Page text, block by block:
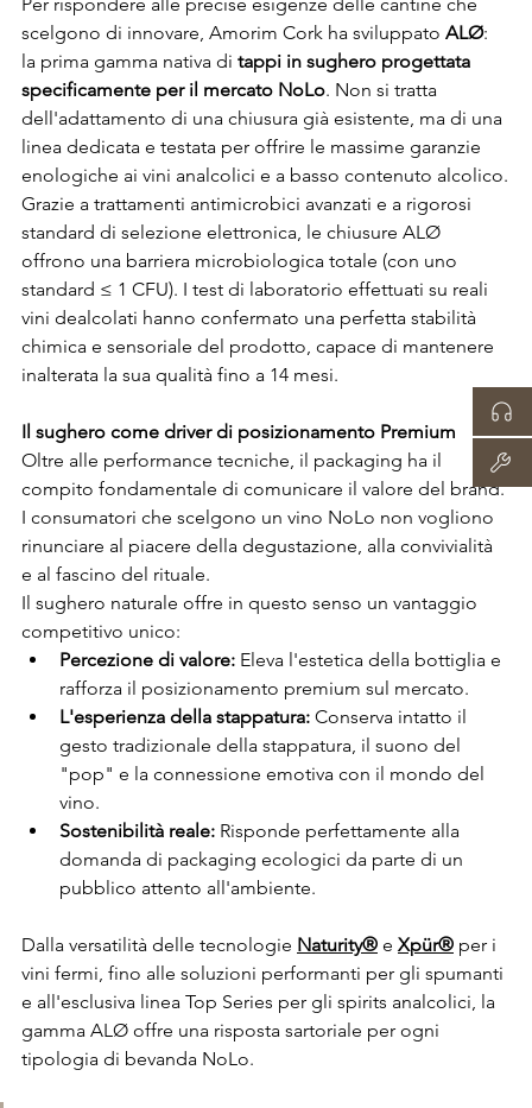
scelgono di innovare, Amorim Cork ha sviluppato ALØ:
la prima gamma nativa di tappi in sughero progettata
specificamente per il mercato NoLo. Non si tratta
dell'adattamento di una chiusura già esistente, ma di una
linea dedicata e testata per offrire le massime garanzie
enologiche ai vini analcolici e a basso contenuto alcolico.
Grazie a trattamenti antimicrobici avanzati e a rigorosi
standard di selezione elettronica, le chiusure ALØ
offrono una barriera microbiologica totale (con uno
standard ≤ 1 CFU). I test di laboratorio effettuati su reali
vini dealcolati hanno confermato una perfetta stabilità
chimica e sensoriale del prodotto, capace di mantenere
inalterata la sua qualità fino a 14 mesi.
Il sughero come driver di posizionamento Premium
Oltre alle performance tecniche, il packaging ha il
compito fondamentale di comunicare il valore del brand.
I consumatori che scelgono un vino NoLo non vogliono
rinunciare al piacere della degustazione, alla convivialità
e al fascino del rituale.
Il sughero naturale offre in questo senso un vantaggio
competitivo unico:
Percezione di valore: Eleva l'estetica della bottiglia e
rafforza il posizionamento premium sul mercato.
L'esperienza della stappatura: Conserva intatto il
gesto tradizionale della stappatura, il suono del
"pop" e la connessione emotiva con il mondo del
vino.
Sostenibilità reale: Risponde perfettamente alla
domanda di packaging ecologici da parte di un
pubblico attento all'ambiente.
Dalla versatilità delle tecnologie Naturity® e Xpür® per i
vini fermi, fino alle soluzioni performanti per gli spumanti
e all'esclusiva linea Top Series per gli spirits analcolici, la
gamma ALØ offre una risposta sartoriale per ogni
tipologia di bevanda NoLo.